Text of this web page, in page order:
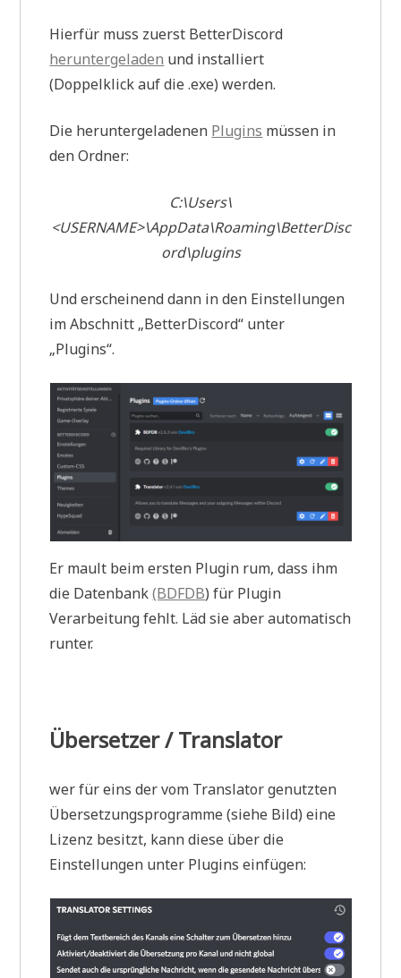
Hierfür muss zuerst BetterDiscord
heruntergeladen und installiert
(Doppelklick auf die .exe) werden.
Die heruntergeladenen Plugins müssen in
den Ordner:
C:\Users\
<USERNAME>\AppData\Roaming\BetterDisc
ord\plugins
Und erscheinend dann in den Einstellungen
im Abschnitt „BetterDiscord“ unter
„Plugins“.
Er mault beim ersten Plugin rum, dass ihm
die Datenbank(BDFDB) für Plugin
Verarbeitung fehlt. Läd sie aber automatisch
runter.
Übersetzer / Translator
wer für eins der vom Translator genutzten
Übersetzungsprogramme (siehe Bild) eine
Lizenz besitzt, kann diese über die
Einstellungen unter Plugins einfügen: